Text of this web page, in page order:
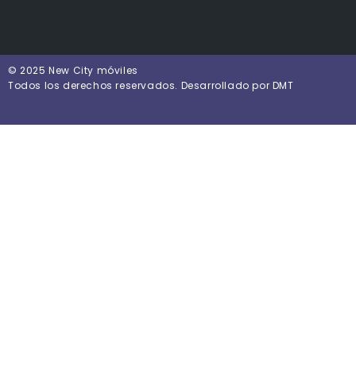
© 2025 New City móviles
Todos los derechos reservados. Desarrollado por DMT